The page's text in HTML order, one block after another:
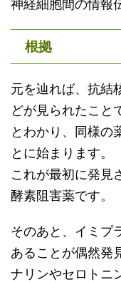
神経細胞間の情報
根拠
元を辿れば、抗結
どが見られたこと
とわかり、同様の
とに始まります。
これが最初に発見
酵素阻害薬です。
そのあと、イミプ
あることが偶然発
ナリンやセロトニ